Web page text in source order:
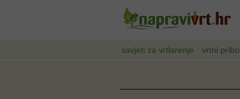
savjeti za vrtlarenje vrtni